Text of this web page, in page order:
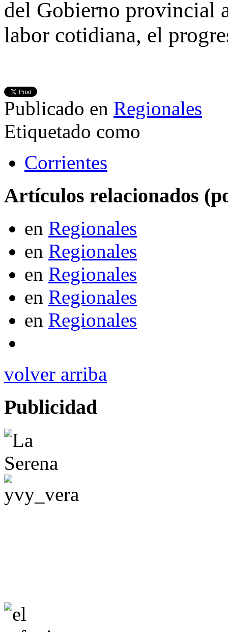
del Gobierno provincial
labor cotidiana, el
Publicado en Regionales
Etiquetado como
Corrientes
Artículos relacionados
en Regionales
en Regionales
en Regionales
en Regionales
en Regionales
volver arriba
Publicidad